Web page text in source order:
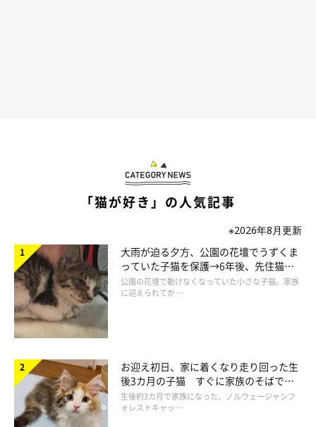
「猫が好き」の人気記事
※2026年8月更新
大雨が迫る夕方、公園の花壇でうずくま
っていた子猫を保護→6年後、先住猫
と“姉妹”のような関係に
公園の花壇で動けなくなっていた小さな子猫。家族
に迎えられてか …
お迎え初日、家に着くなり走り回った生
後3カ月の子猫 すぐに家族のそばで落
ち着く姿に「迎えてよかった」
生後約3カ月で家族になった、ノルウェージャンフ
ォレストキャッ …